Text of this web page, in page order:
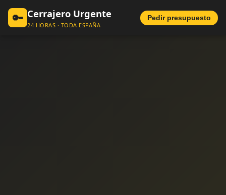
🔑 Cerrajero Urgente
24 HORAS · TODA ESPAÑA
Pedir presupuesto